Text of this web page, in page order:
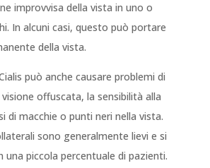
improvvisa della vista in uno o
In alcuni casi, questo può portare
della vista.
può anche causare problemi di
offuscata, la sensibilità alla
di macchie o punti neri nella vista.
sono generalmente lievi e si
una piccola percentuale di pazienti.